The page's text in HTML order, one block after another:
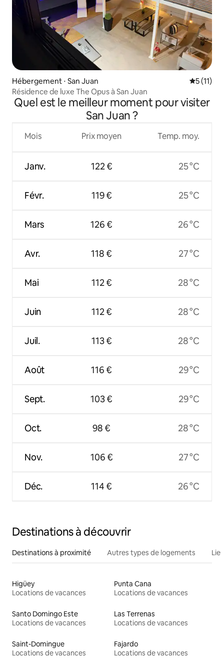
Hébergement ⋅ San Juan
5 (11)
Résidence de luxe The Opus à San Juan
Quel est le meilleur moment pour visiter
San Juan ?
Mois
Janv.
Févr.
Mars
Avr.
Mai
Juin
Juil.
Août
Sept.
Oct.
Nov.
Déc.
Prix moyen
122 €
119 €
126 €
118 €
112 €
112 €
113 €
116 €
103 €
98 €
106 €
114 €
Temp. moy.
25 °C
25 °C
26 °C
27 °C
28 °C
28 °C
28 °C
29 °C
29 °C
28 °C
27 °C
26 °C
Destinations à découvrir
Destinations à proximité Autres types de logements
Higüey
Locations de vacances
Punta Cana
Locations de vacances
Santo Domingo Este
Locations de vacances
Las Terrenas
Locations de vacances
Saint-Domingue
Locations de vacances
Fajardo
Locations de vacances